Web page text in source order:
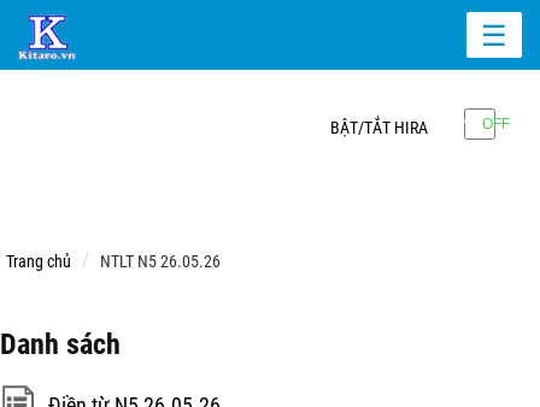
☰
BẬT/TẮT HIRA
Trang chủ NTLT N5 26.05.26
Danh sách